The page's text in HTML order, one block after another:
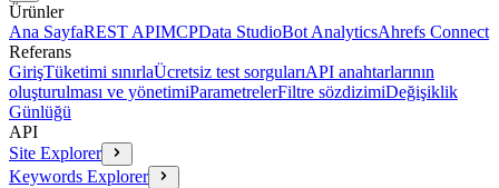
Ürünler
Ana SayfaREST APIMCPData StudioBot AnalyticsAhrefs Connect
Referans
GirişTüketimi sınırlaÜcretsiz test sorgularıAPI anahtarlarının
oluşturulması ve yönetimiParametrelerFiltre sözdizimiDeğişiklik
Günlüğü
API
Site Explorer
Keywords Explorer